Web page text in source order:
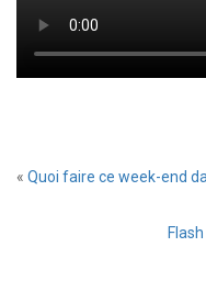
« Quoi faire ce week-end